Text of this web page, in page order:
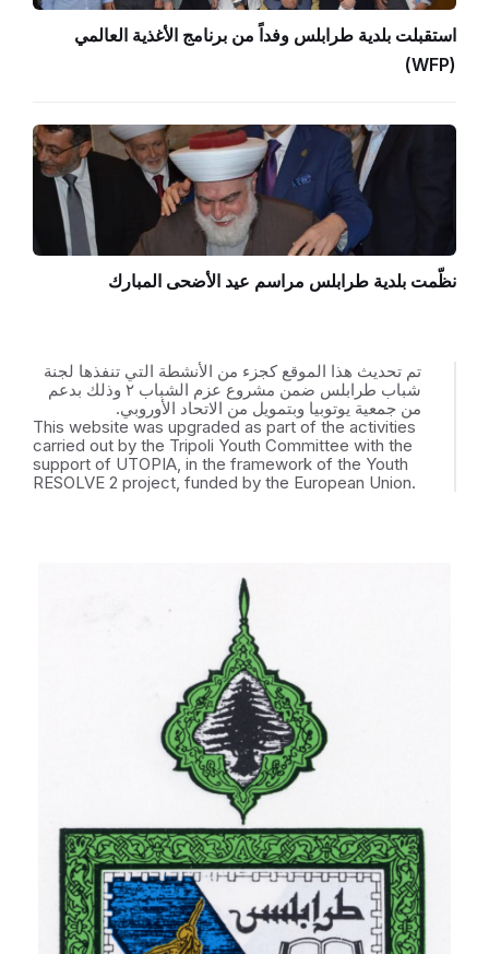
استقبلت بلدية طرابلس وفداً من برنامج الأغذية العالمي
(WFP)
نظّمت بلدية طرابلس مراسم عيد الأضحى المبارك
تم تحديث هذا الموقع كجزء من الأنشطة التي تنفذها لجنة
شباب طرابلس ضمن مشروع عزم الشباب ٢ وذلك بدعم
من جمعية يوتوبيا وبتمويل من الاتحاد الأوروبي.
This website was upgraded as part of the activities
carried out by the Tripoli Youth Committee with the
support of UTOPIA, in the framework of the Youth
RESOLVE 2 project, funded by the European Union.